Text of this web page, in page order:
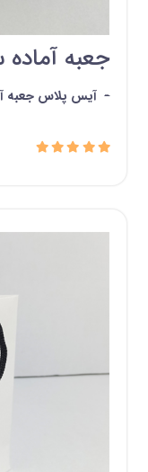
جعبه
- آیس پلاس جعبه